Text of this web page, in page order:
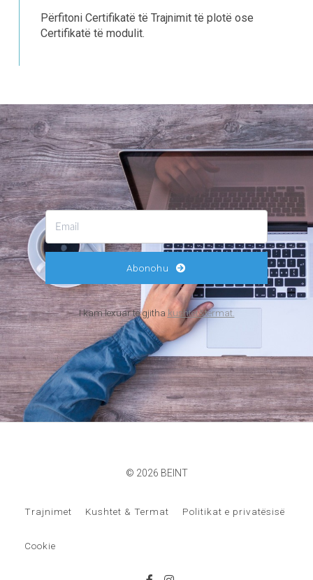
Përfitoni Certifikatë të Trajnimit të plotë ose
Certifikatë të modulit.
Abonohu
I kam lexuar të gjitha kushtet&termat.
© 2026 BEINT
Trajnimet Kushtet & Termat Politikat e privatësisë
Cookie